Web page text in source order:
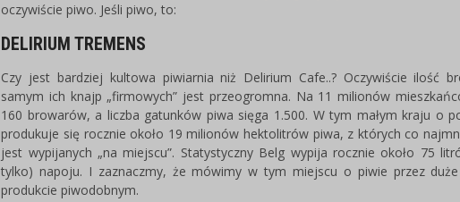
oczywiście piwo. Jeśli piwo, to:
DELIRIUM TREMENS
Czy jest bardziej kultowa piwiarnia niż Delirium Cafe..? Oczywiście ilość
samym ich knajp „firmowych” jest przeogromna. Na 11 milionów
160 browarów, a liczba gatunków piwa sięga 1.500. W tym małym kraju o
produkuje się rocznie około 19 milionów hektolitrów piwa, z których co
jest wypijanych „na miejscu”. Statystyczny Belg wypija rocznie około 75
tylko) napoju. I zaznaczmy, że mówimy w tym miejscu o piwie przez
produkcie piwodobnym.